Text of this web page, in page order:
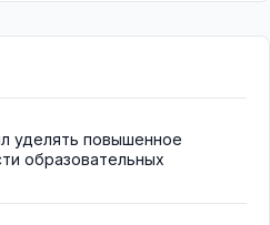
уделять повышенное
образовательных